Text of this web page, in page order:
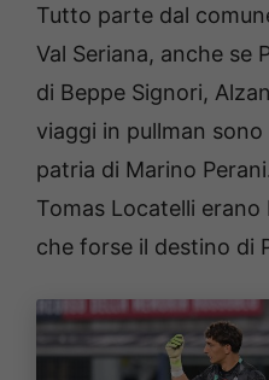
Tutto parte dal
Val Seriana, anche se
di Beppe Signori,
viaggi in pullman
patria di Marino
Tomas Locatelli
che forse il destino di